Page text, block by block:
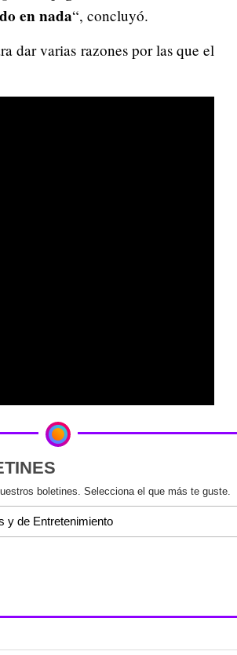
en nada“, concluyó.
dar varias razones por las que el
boletines. Selecciona el que más te guste.